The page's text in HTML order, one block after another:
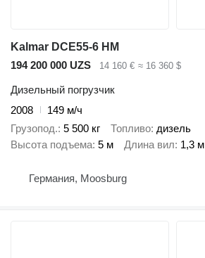
Kalmar DCE55-6 HM
194 200 000 UZS
14 160 € ≈ 16 360 $
Дизельный погрузчик
2008
149 м/ч
Грузопод. 5 500 кг Топливо дизель
Высота подъема 5 м Длина вил 1,3 м
Германия, Moosburg